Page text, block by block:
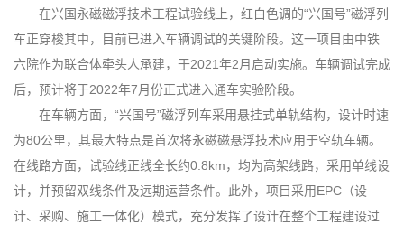
在兴国永磁磁浮技术工程试验线上，红白色调的“兴国号”磁浮列
车正穿梭其中，目前已进入车辆调试的关键阶段。这一项目由中铁
六院作为联合体牵头人承建，于2021年2月启动实施。车辆调试完成
后，预计将于2022年7月份正式进入通车实验阶段。
在车辆方面，“兴国号”磁浮列车采用悬挂式单轨结构，设计时速
为80公里，其最大特点是首次将永磁磁悬浮技术应用于空轨车辆。
在线路方面，试验线正线全长约0.8km，均为高架线路，采用单线设
计，并预留双线条件及远期运营条件。此外，项目采用EPC（设
计、采购、施工一体化）模式，充分发挥了设计在整个工程建设过